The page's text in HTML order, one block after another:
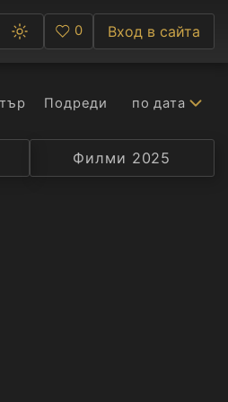
Превключване
между
светла
Любими
0 Вход в сайта
Подреди по дата
Превод Актьор
Филми 2025